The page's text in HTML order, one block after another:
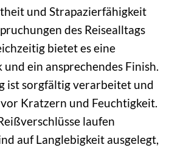
und Strapazierfähigkeit
des Reisealltags
bietet es eine
ein ansprechendes Finish.
ist sorgfältig verarbeitet und
Kratzern und Feuchtigkeit.
laufen
auf Langlebigkeit ausgelegt,